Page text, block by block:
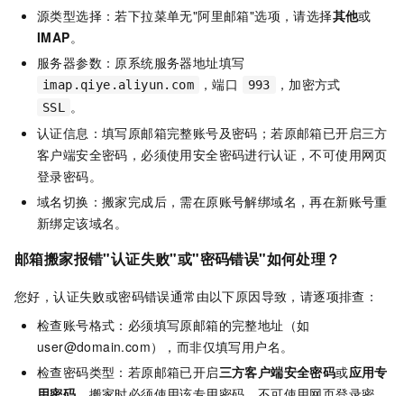
源类型选择：若下拉菜单无"阿里邮箱"选项，请选择其他或
IMAP。
服务器参数：原系统服务器地址填写
imap.qiye.aliyun.com ，端口 993 ，加密方式
SSL
。
认证信息：填写原邮箱完整账号及密码；若原邮箱已开启三方
客户端安全密码，必须使用安全密码进行认证，不可使用网页
登录密码。
域名切换：搬家完成后，需在原账号解绑域名，再在新账号重
新绑定该域名。
邮箱搬家报错"认证失败"或"密码错误"如何处理？
您好，认证失败或密码错误通常由以下原因导致，请逐项排查：
检查账号格式：必须填写原邮箱的完整地址（如
user@domain.com），而非仅填写用户名。
检查密码类型：若原邮箱已开启三方客户端安全密码或应用专